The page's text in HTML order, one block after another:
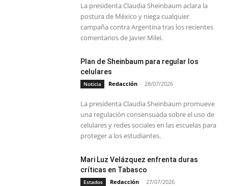
La presidenta Claudia Sheinbaum aclara la
postura de México y niega cualquier
campaña contra Argentina tras los recientes
comentarios de Javier Milei.
Plan de Sheinbaum para regular los
celulares
Noticia Redacción - 28/07/2026
La presidenta Claudia Sheinbaum promueve
una regulación consensuada sobre el uso de
celulares y redes sociales en las escuelas para
proteger a los estudiantes.
Mari Luz Velázquez enfrenta duras
críticas en Tabasco
Estados Redacción - 27/07/2026